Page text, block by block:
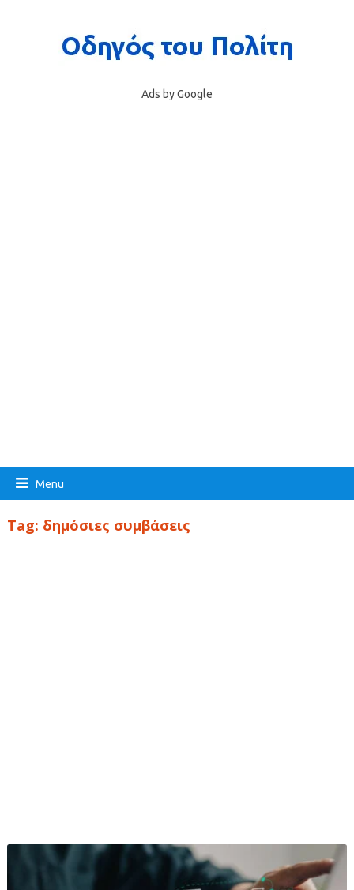
Ads by Google
Menu
Tag: δημόσιες συμβάσεις